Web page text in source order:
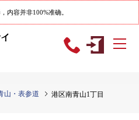
内容并非100%准确。
山・表参道 港区南青山1丁目